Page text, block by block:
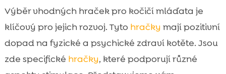
Výběr vhodných hraček pro kočičí mláďata je
klíčový pro jejich rozvoj. Tyto hračky mají pozitivní
dopad na fyzické a psychické zdraví kotěte. Jsou
zde specifické hračky, které podporují různé